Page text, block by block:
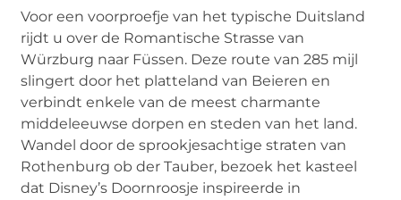
Voor een voorproefje van het typische Duitsland
rijdt u over de Romantische Strasse van
Würzburg naar Füssen. Deze route van 285 mijl
slingert door het platteland van Beieren en
verbindt enkele van de meest charmante
middeleeuwse dorpen en steden van het land.
Wandel door de sprookjesachtige straten van
Rothenburg ob der Tauber, bezoek het kasteel
dat Disney’s Doornroosje inspireerde in